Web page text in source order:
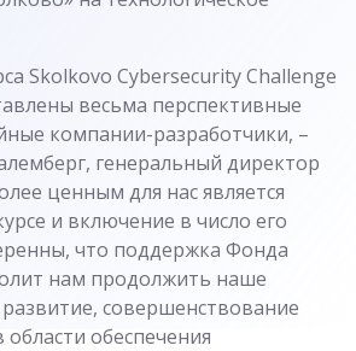
Skolkovo Cybersecurity Challenge
весьма перспективные
компании-разработчики, –
генеральный директор
ценным для нас является
и включение в число его
что поддержка Фонда
нам продолжить наше
развитие, совершенствование
обеспечения